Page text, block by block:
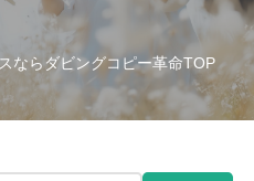
ならダビングコピー革命TOP